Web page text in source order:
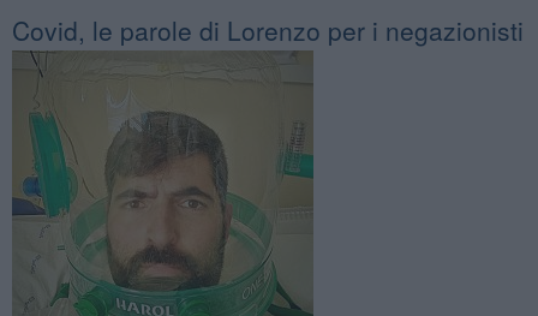
Covid, le parole di Lorenzo per i negazionisti